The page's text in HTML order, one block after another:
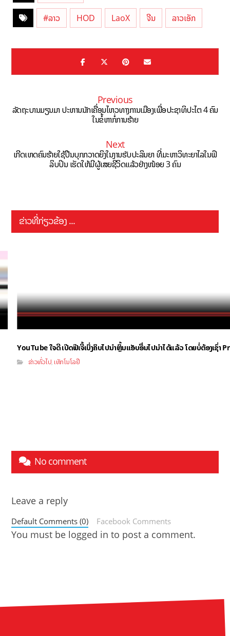
#ລາວ HOD LaoX ຈີນ ລາວເອັກ
Previous
ລັດຖະບານມຽນມາ ປະຫານນັກເຄື່ອນໄຫວທາງການເມືອງເພື່ອປະຊາທິປະໄຕ 4 ຄົນ
ໃນຂໍ້ຫາກໍ່ການຮ້າຍ
Next
ເກີດເຫດຄົນຮ້າຍໃຊ້ປືນບຸກກວາດຍິງໃນງານຮັບປະລິນຍາ ທີ່ມະຫາວິທະຍາໄລໃນຟິ
ລິບປິນ ເຮັດໃຫ້ມີຜູ້ເສຍຊີວິດແລ້ວຢ່າງໜ້ອຍ 3 ຄົນ
ຂ່າວທີ່ກ່ຽວຂ້ອງ ...
YouTube ໃຈດີ ເປີດຟີເຈີ້ເບິ່ງຄິບໄປນຳຫຼິ້ນແອັບອື່ນໄປນຳໄດ້ແລ້ວ ໂດຍບໍ່ຕ້ອງເຊົ່າ
ຂ່າວທົ່ວໄປ,ເທັກໂນໂລຢີ
No comment
Leave a reply
Default Comments (0) Facebook Comments
You must be logged in to post a comment.